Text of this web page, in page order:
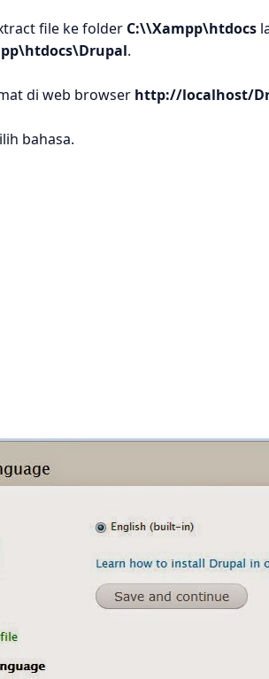
file ke folder C:\\Xampp\htdocs
.
di web browser http://localhost/
bahasa.